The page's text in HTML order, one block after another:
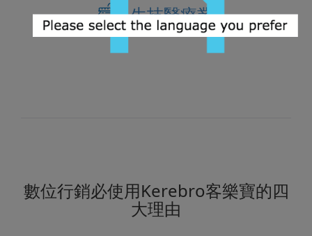
生技醫療業
數位行銷必使用Kerebro客樂寶的四
大理由